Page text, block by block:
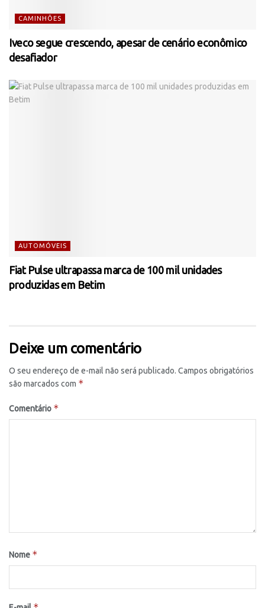
CAMINHÕES
Iveco segue crescendo, apesar de cenário econômico
desafiador
AUTOMÓVEIS
Fiat Pulse ultrapassa marca de 100 mil unidades
produzidas em Betim
Deixe um comentário
O seu endereço de e-mail não será publicado. Campos obrigatórios
são marcados com *
Comentário *
Nome *